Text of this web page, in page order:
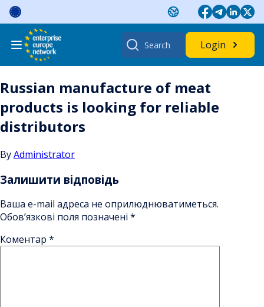
Skip
content
Search
for:
Login
Russian manufacture of meat
products is looking for reliable
distributors
ByAdministrator
Залишити відповідь
Ваша e-mail адреса не оприлюднюватиметься.
Обов’язкові поля позначені *
Коментар *